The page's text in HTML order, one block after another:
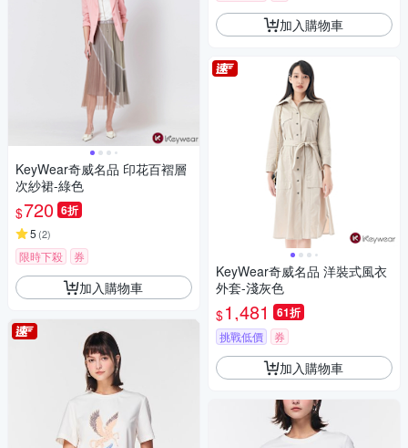
KeyWear奇威名品 印花百褶層
次紗裙-綠色
$720 6折
5 (2)
限時下殺 券
加入購物車
加入購物車
KeyWear奇威名品 洋裝式風衣
外套-淺灰色
$1,481 61折
挑戰低價 券
加入購物車